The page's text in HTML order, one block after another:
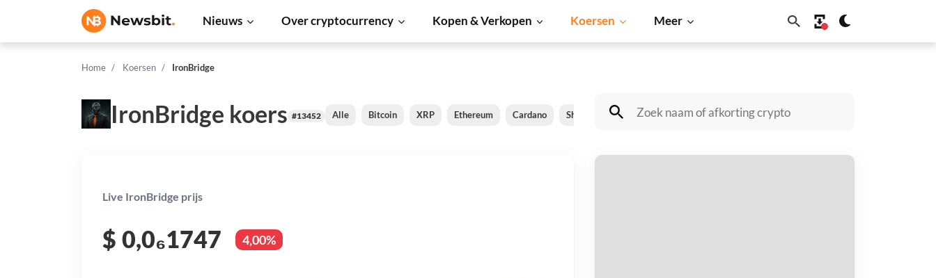
Nieuws Over cryptocurrency Kopen & Verkopen Koersen Meer
Home Koersen IronBridge
IronBridge koers #13452 Alle Bitcoin XRP Ethereum Cardano Shiba Inu Dogecoin Solana BNB
Live IronBridge prijs
$ 0,0₆1747 4,00%